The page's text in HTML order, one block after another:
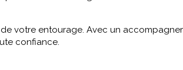
votre entourage. Avec un
confiance.